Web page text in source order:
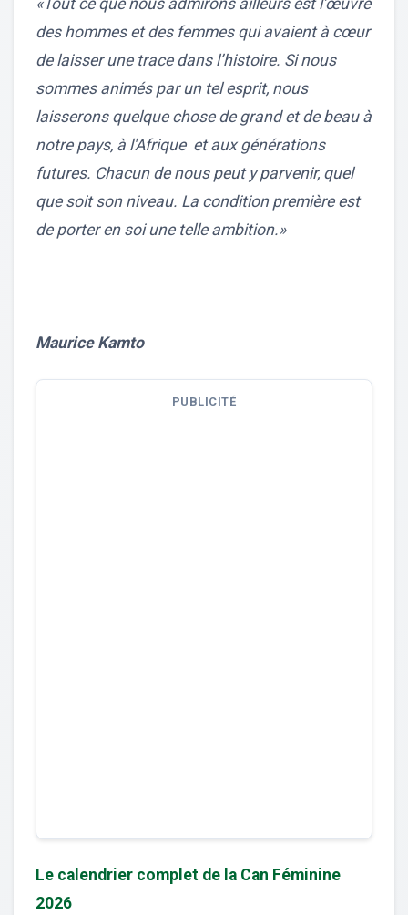
«Tout ce que nous admirons ailleurs est l’œuvre
des hommes et des femmes qui avaient à cœur
de laisser une trace dans l’histoire. Si nous
sommes animés par un tel esprit, nous
laisserons quelque chose de grand et de beau à
notre pays, à l'Afrique et aux générations
futures. Chacun de nous peut y parvenir, quel
que soit son niveau. La condition première est
de porter en soi une telle ambition.»
Maurice Kamto
PUBLICITÉ
Le calendrier complet de la Can Féminine
2026